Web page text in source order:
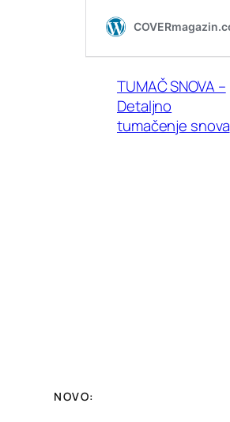
TUMAČ SNOVA –
Detaljno
tumačenje snova
NOVO: